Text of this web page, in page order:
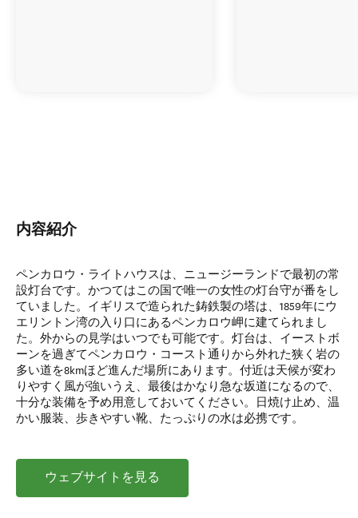
内容紹介
ペンカロウ・ライトハウスは、ニュージーランドで最初の常
設灯台です。かつてはこの国で唯一の女性の灯台守が番をし
ていました。イギリスで造られた鋳鉄製の塔は、1859年にウ
エリントン湾の入り口にあるペンカロウ岬に建てられまし
た。外からの見学はいつでも可能です。灯台は、イーストボ
ーンを過ぎてペンカロウ・コースト通りから外れた狭く岩の
多い道を8kmほど進んだ場所にあります。付近は天候が変わ
りやすく風が強いうえ、最後はかなり急な坂道になるので、
十分な装備を予め用意しておいてください。日焼け止め、温
かい服装、歩きやすい靴、たっぷりの水は必携です。
ウェブサイトを見る